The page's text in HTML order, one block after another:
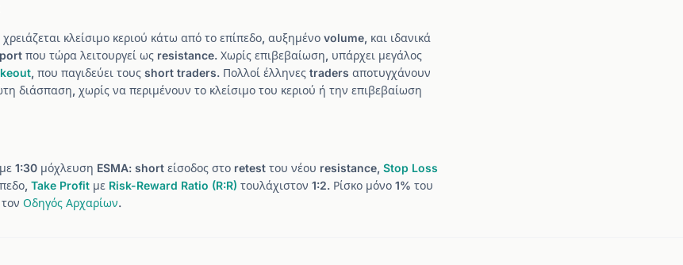
κλείσιμο κεριού κάτω από το επίπεδο, αυξημένο volume, και ιδανικά
που τώρα λειτουργεί ως resistance. Χωρίς επιβεβαίωση, υπάρχει μεγάλος
, που παγιδεύει τους short traders. Πολλοί έλληνες traders αποτυγχάνουν
διάσπαση, χωρίς να περιμένουν το κλείσιμο του κεριού ή την επιβεβαίωση
1:30 μόχλευση ESMA: short είσοδος στο retest του νέου resistance, Stop Loss
Take Profit με Risk-Reward Ratio (R:R) τουλάχιστον 1:2. Ρίσκο μόνο 1% του
Οδηγός Αρχαρίων.